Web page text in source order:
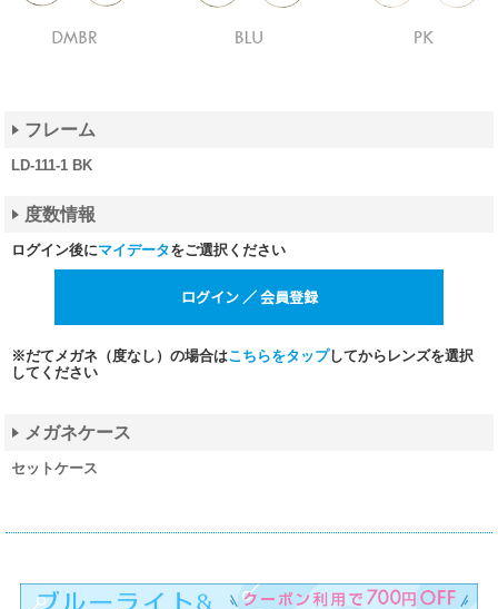
フレーム
LD-111-1 BK
度数情報
ログイン後にマイデータをご選択ください
※だてメガネ（度なし）の場合はこちらをタップしてからレンズを選択
してください
メガネケース
セットケース